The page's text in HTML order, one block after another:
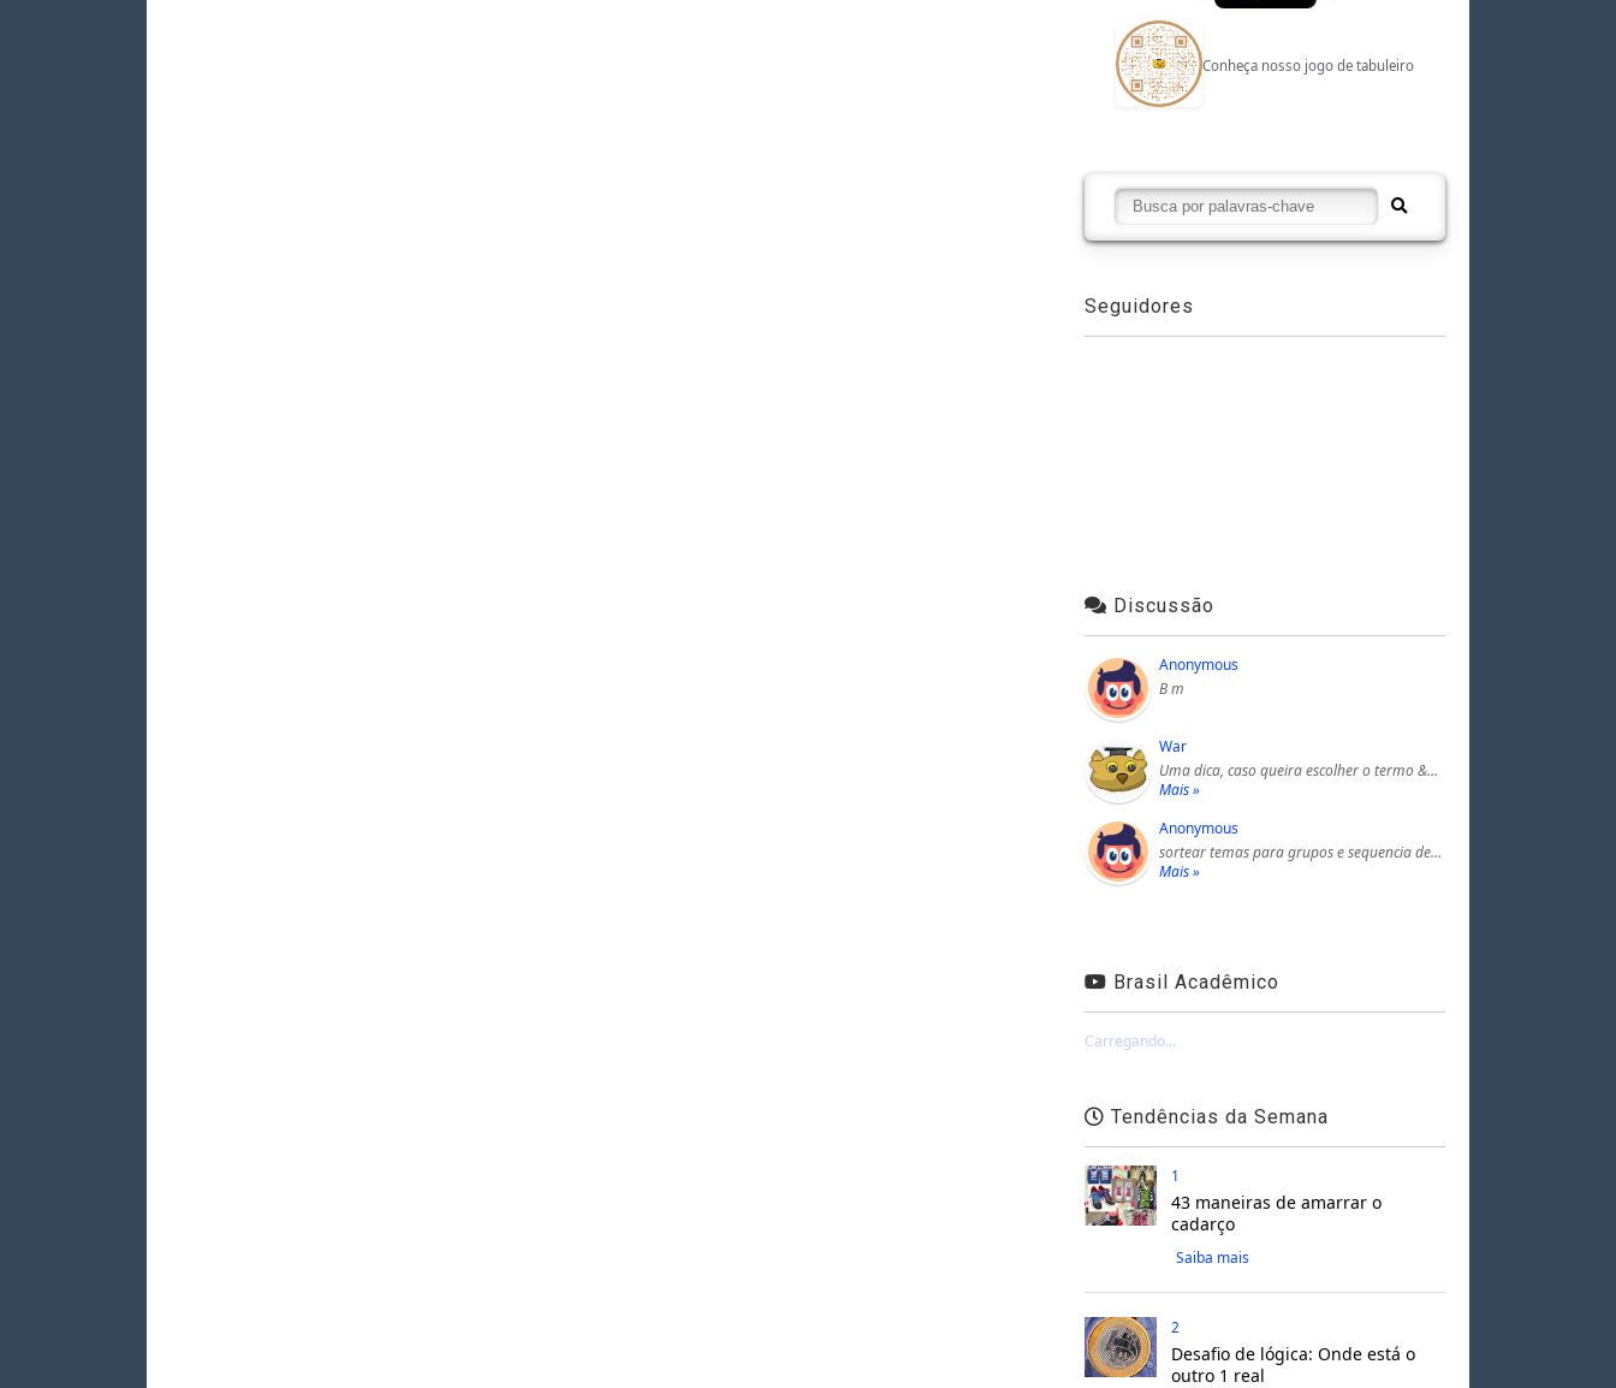
Conheça nosso jogo de tabuleiro
Seguidores
Discussão
Anonymous
B m
War
Uma dica, caso queira escolher o termo &…
Mais »
Anonymous
sortear temas para grupos e sequencia de…
Mais »
Brasil Acadêmico
Carregando...
Tendências da Semana
1
43 maneiras de amarrar o
cadarço
Saiba mais
2
Desafio de lógica: Onde está o
outro 1 real